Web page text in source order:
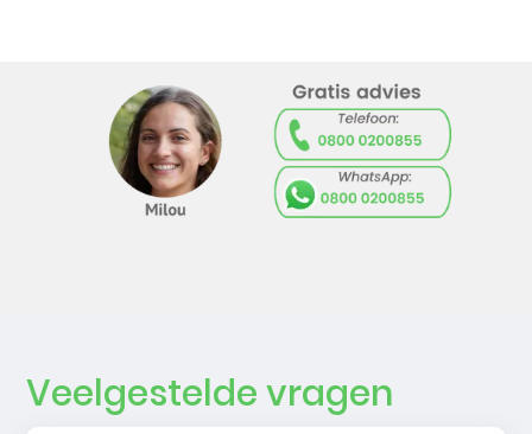
Veelgestelde vragen